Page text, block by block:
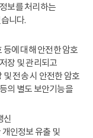
보를 처리하는
니다.
에 대해 안전한 암호
장 및 관리되고
전송 시 안전한 암호
의 별도 보안기능을
신
인정보 유출 및